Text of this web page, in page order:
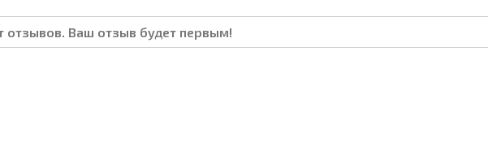
отзывов. Ваш отзыв будет первым!